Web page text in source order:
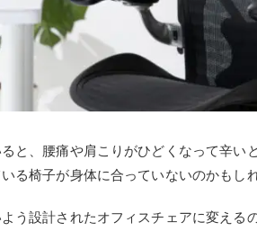
と、腰痛や肩こりがひどくなって辛い
る椅子が身体に合っていないのかもしれ
う設計されたオフィスチェアに変える